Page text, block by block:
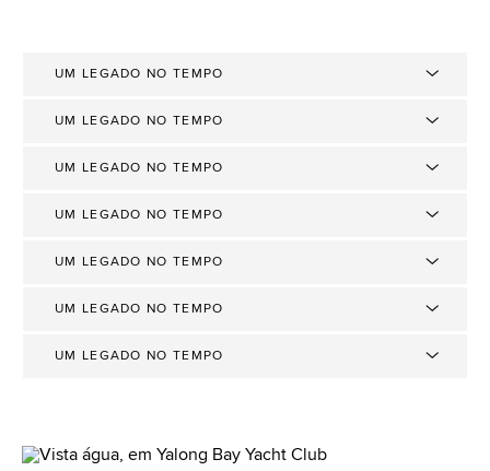
UM LEGADO NO TEMPO
UM LEGADO NO TEMPO
UM LEGADO NO TEMPO
UM LEGADO NO TEMPO
UM LEGADO NO TEMPO
UM LEGADO NO TEMPO
UM LEGADO NO TEMPO